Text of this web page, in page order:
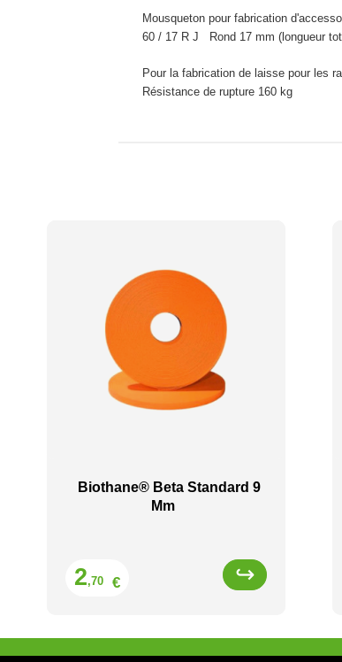
Mousqueton pour fabrication
60 / 17 R J Rond 17 mm (longueur
Pour la fabrication de laisse pour les
Résistance de rupture 160 kg
Biothane® Beta Standard 9
Mm
2,70 €